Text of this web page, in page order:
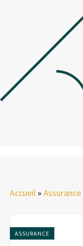
Accueil » Assurance
ASSURANCE